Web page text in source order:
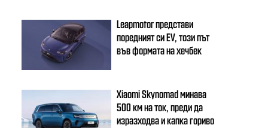
Leapmotor представи
поредният си EV, този път
във формата на хечбек
Xiaomi Skynomad минава
500 км на ток, преди да
изразходва и капка гориво